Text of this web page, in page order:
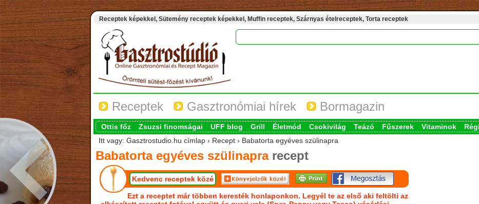
Receptek képekkel, Sütemény receptek képekkel, Muffin receptek, Szárnyas ételreceptek, Torta receptek
Receptek Gasztronómiai hírek Bormagazin
Ottis főz Zsuzsi finomságai UFF blog Grill Életmód Csokivilág Teázó Fűszerek Vitaminok
Itt vagy: Gasztrostudio.hu címlap › Recept › Babatorta egyéves szülinapra
Babatorta egyéves szülinaprarecept
Kedvenc receptek közé
Ezt a receptet már többen keresték honlaponkon. Legyél te az első aki feltölti az